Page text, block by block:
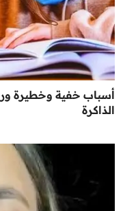
أسباب خفية وخطيرة
الذاكرة